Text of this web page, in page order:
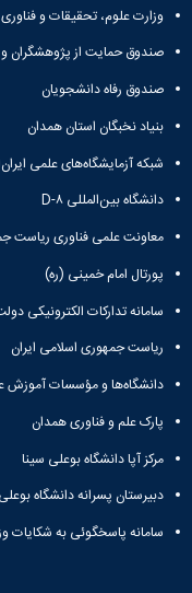
وزارت علوم، تحقیقات و فناوری
صندوق حمایت از پژوهشگران و
صندوق رفاه دانشجویان
بنیاد نخبگان استان همدان
شبکه آزمایشگاه‌های علمی
دانشگاه بین‌المللی D-۸
معاونت علمی فناوری ریاست
پورتال امام خمینی (ره)
سامانه تدارکات الکترونیکی
ریاست جمهوری اسلامی ایران
دانشگاه‌ها و مؤسسات آموزش
پارک علم و فناوری همدان
مرکز آپا دانشگاه بوعلی سینا
دبیرستان پسرانه دانشگاه
سامانه پاسخگوئی به شکایات